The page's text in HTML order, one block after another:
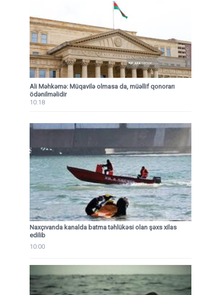
Ali Məhkəmə: Müqavilə olmasa da, müəllif qonorarı
ödənilməlidir
10:18
Naxçıvanda kanalda batma təhlükəsi olan şəxs xilas
edilib
10:00